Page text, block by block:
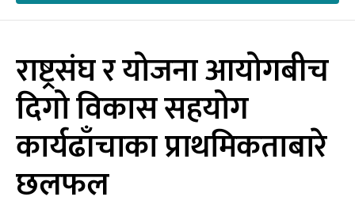
राष्ट्रसंघ र योजना आयोगबीच
दिगो विकास सहयोग
कार्यढाँचाका प्राथमिकताबारे
छलफल